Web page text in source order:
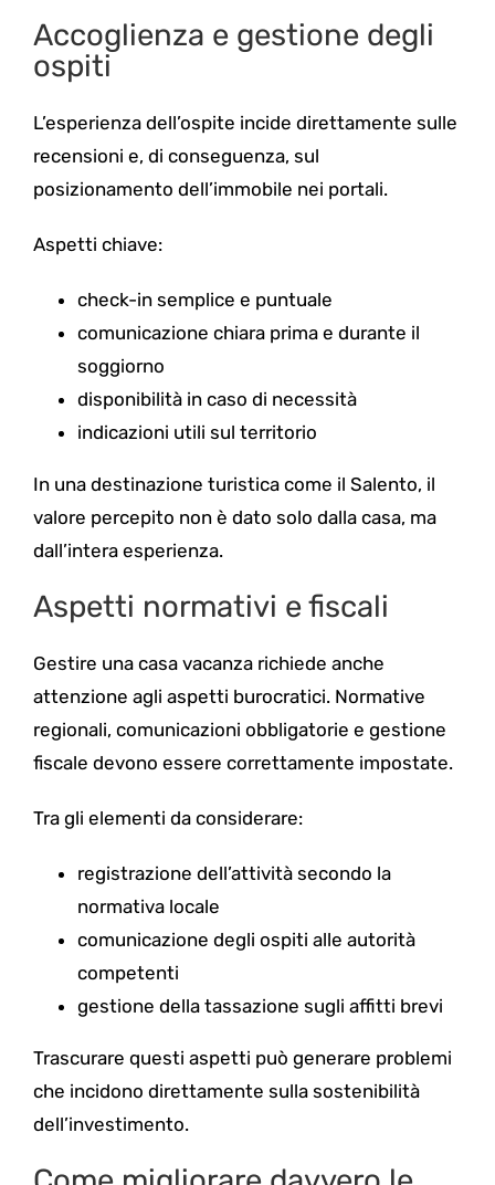
Accoglienza e gestione degli
ospiti
L’esperienza dell’ospite incide direttamente sulle
recensioni e, di conseguenza, sul
posizionamento dell’immobile nei portali.
Aspetti chiave:
check-in semplice e puntuale
comunicazione chiara prima e durante il
soggiorno
disponibilità in caso di necessità
indicazioni utili sul territorio
In una destinazione turistica come il Salento, il
valore percepito non è dato solo dalla casa, ma
dall’intera esperienza.
Aspetti normativi e fiscali
Gestire una casa vacanza richiede anche
attenzione agli aspetti burocratici. Normative
regionali, comunicazioni obbligatorie e gestione
fiscale devono essere correttamente impostate.
Tra gli elementi da considerare:
registrazione dell’attività secondo la
normativa locale
comunicazione degli ospiti alle autorità
competenti
gestione della tassazione sugli affitti brevi
Trascurare questi aspetti può generare problemi
che incidono direttamente sulla sostenibilità
dell’investimento.